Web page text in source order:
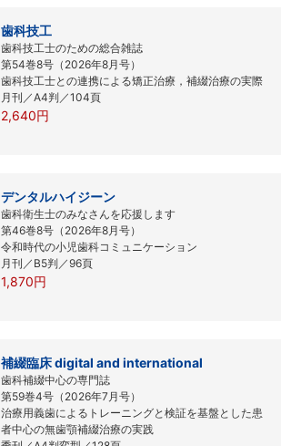
歯科技工
歯科技工士のための総合雑誌
第54巻8号（2026年8月号）
歯科技工士との連携による矯正治療，補綴治療の実際
月刊／A4判／104頁
2,640円
デンタルハイジーン
歯科衛生士のみなさんを応援します
第46巻8号（2026年8月号）
令和時代の小児歯科コミュニケーション
月刊／B5判／96頁
1,870円
補綴臨床 digital and international
歯科補綴中心の専門誌
第59巻4号（2026年7月号）
治療用義歯によるトレーニングと検証を基盤とした患
者中心の無歯顎補綴治療の実践